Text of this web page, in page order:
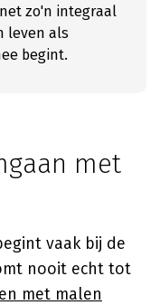
zo'n integraal
leven als
begint.
met
vaak bij de
nooit echt tot
met malen